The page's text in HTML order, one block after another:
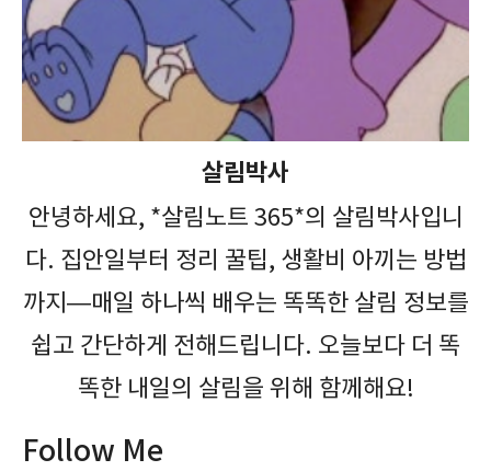
살림박사
안녕하세요, *살림노트 365*의 살림박사입니
다. 집안일부터 정리 꿀팁, 생활비 아끼는 방법
까지—매일 하나씩 배우는 똑똑한 살림 정보를
쉽고 간단하게 전해드립니다. 오늘보다 더 똑
똑한 내일의 살림을 위해 함께해요!
Follow Me